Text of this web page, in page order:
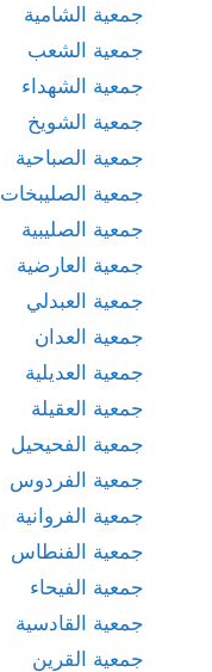
جمعية الشامية
جمعية الشعب
جمعية الشهداء
جمعية الشويخ
جمعية الصباحية
جمعية الصليبخات
جمعية الصليبية
جمعية العارضية
جمعية العبدلي
جمعية العدان
جمعية العديلية
جمعية العقيلة
جمعية الفحيحيل
جمعية الفردوس
جمعية الفروانية
جمعية الفنطاس
جمعية الفيحاء
جمعية القادسية
جمعية القرين